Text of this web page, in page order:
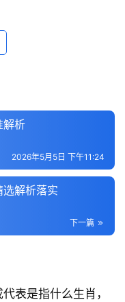
解析
2026年5月5日 下午11:24
解析落实
下一篇
表是指什么生肖，